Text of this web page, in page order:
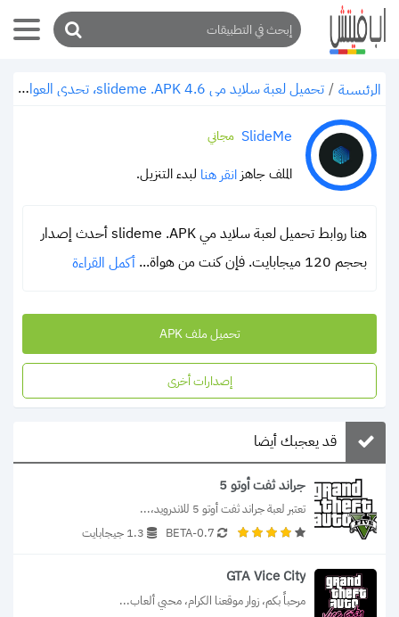
الرئيسية / تحميل لعبة سلايد مي slideme .APK 4.6، تحدى العواقب المختلفة
SlideMe مجاني
الملف جاهز انقر هنا لبدء التنزيل.
هنا روابط تحميل لعبة سلايد مي slideme .APK أحدث إصدار
بحجم 120 ميجابايت. فإن كنت من هواة...
أكمل القراءة
تحميل ملف APK
إصدارات أخرى
قد يعجبك أيضا
جراند ثفت أوتو 5
تعتبر لعبة جراند ثفت أوتو 5 للاندرويد،...
0.7-BETA
1.3 جيجابايت
GTA Vice City
مرحباً بكم، زوار موقعنا الكرام، محبي ألعاب...